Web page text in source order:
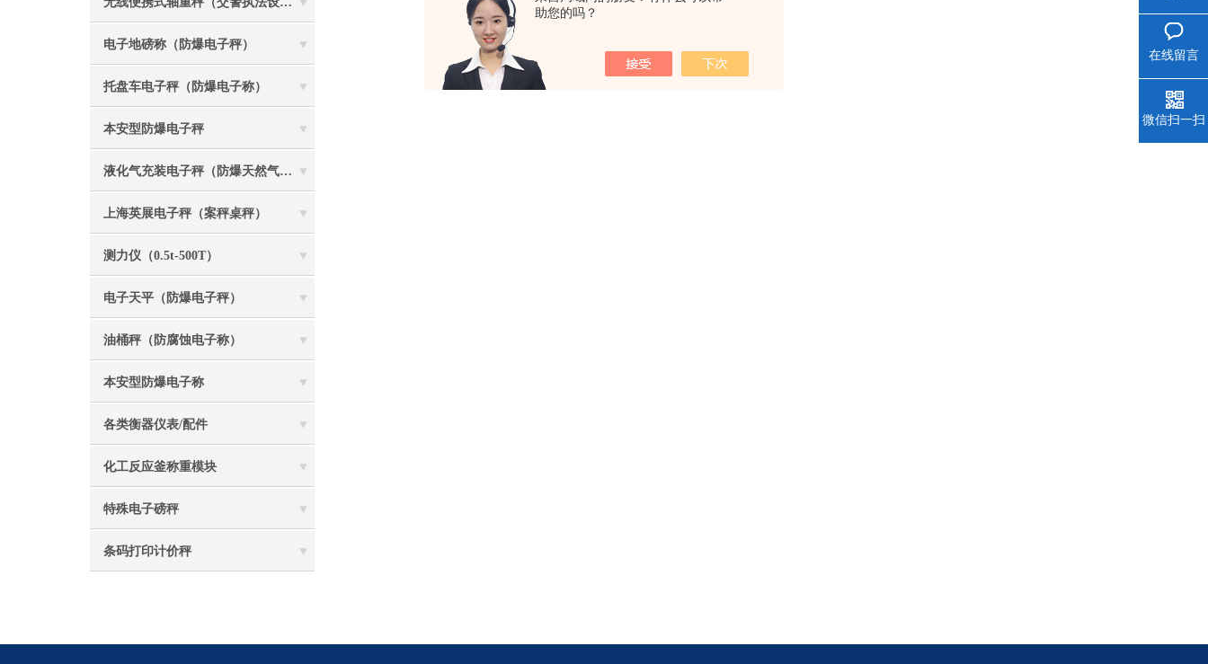
助您的吗？
电子地磅称（防爆电子秤）
托盘车电子秤（防爆电子称）
本安型防爆电子秤
液化气充装电子秤（防爆天然气灌装称）
上海英展电子秤（案秤桌秤）
测力仪（0.5t-500T）
电子天平（防爆电子秤）
油桶秤（防腐蚀电子称）
本安型防爆电子称
各类衡器仪表/配件
化工反应釜称重模块
特殊电子磅秤
条码打印计价秤
在线留言
微信扫一扫